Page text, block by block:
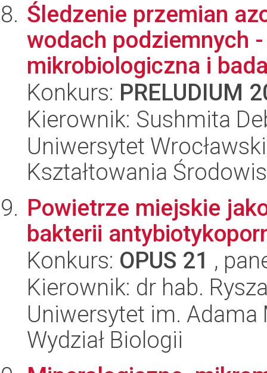
Śledzenie przemian
wodach podziemnych
mikrobiologiczna i
Konkurs: PRELUDIUM
Kierownik: Sushmita
Uniwersytet
Kształtowania
Powietrze miejskie
bakterii
Konkurs: OPUS 21 ,
Kierownik: dr hab.
Uniwersytet im.
Wydział Biologii